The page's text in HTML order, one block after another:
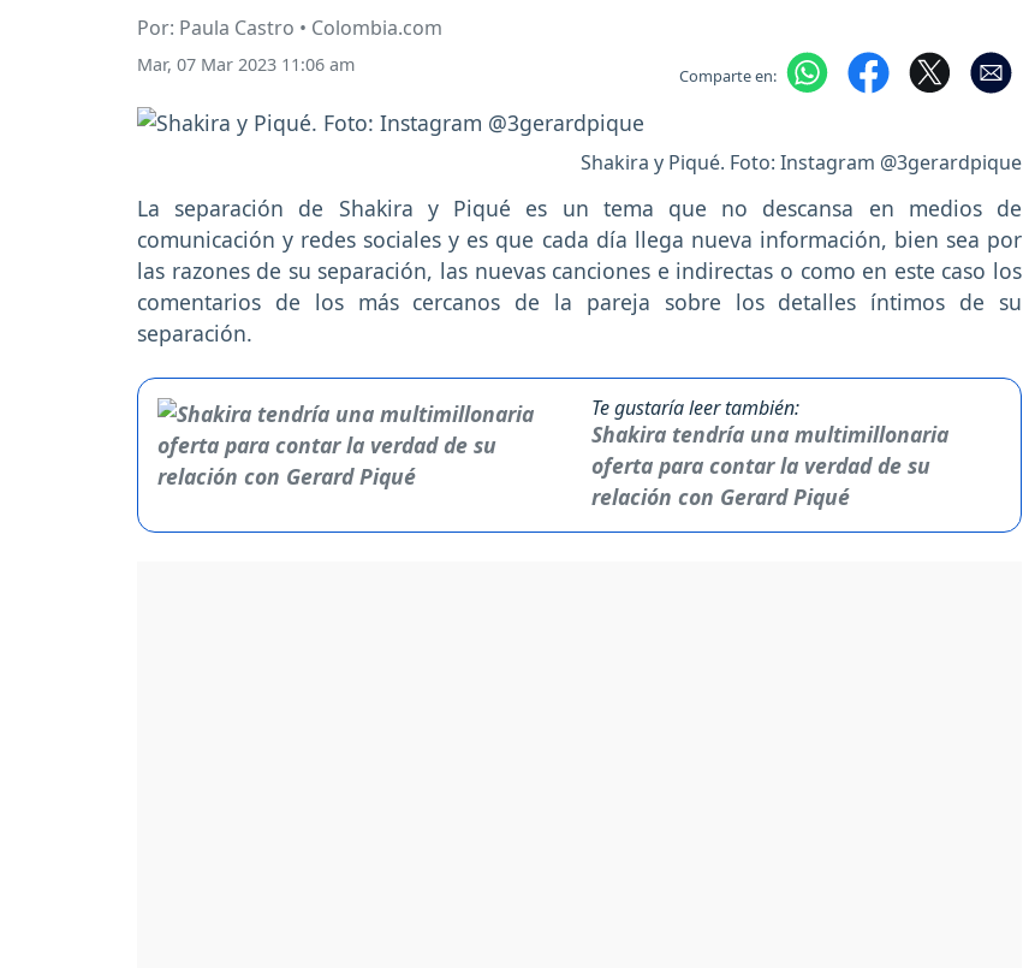
Por: Paula Castro • Colombia.com
Mar, 07 Mar 2023 11:06 am Comparte en:
Shakira y Piqué. Foto: Instagram @3gerardpique
La separación de Shakira y Piqué es un tema que no descansa en medios de
comunicación y redes sociales y es que cada día llega nueva información, bien sea por
las razones de su separación, las nuevas canciones e indirectas o como en este caso los
comentarios de los más cercanos de la pareja sobre los detalles íntimos de su
separación.
Te gustaría leer también:
Shakira tendría una multimillonaria
oferta para contar la verdad de su
relación con Gerard Piqué